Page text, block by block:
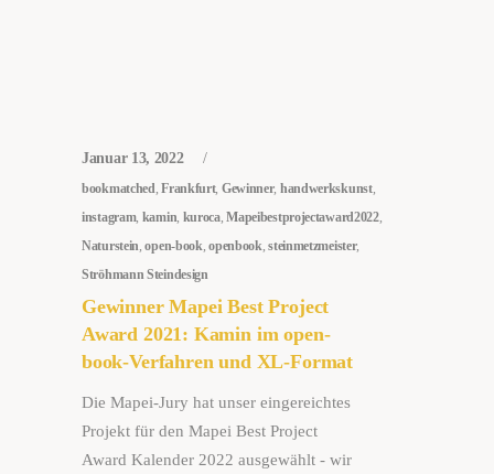
Januar 13, 2022
bookmatched,Frankfurt, Gewinner, handwerkskunst,
instagram, kamin, kuroca,Mapeibestprojectaward2022,
Naturstein,open-book,openbook,steinmetzmeister,
Ströhmann Steindesign
Gewinner Mapei Best Project
Award 2021: Kamin im open-
book-Verfahren und XL-Format
Die Mapei-Jury hat unser eingereichtes
Projekt für den Mapei Best Project
Award Kalender 2022 ausgewählt - wir